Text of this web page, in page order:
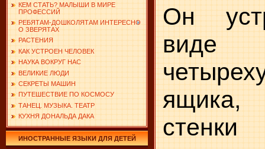
КЕМ СТАТЬ? МАЛЫШИ В МИРЕ
ПРОФЕССИЙ
РЕБЯТАМ-ДОШКОЛЯТАМ ИНТЕРЕСНО
О ЗВЕРЯТАХ
РАСТЕНИЯ
КАК УСТРОЕН ЧЕЛОВЕК
НАУКА ВОКРУГ НАС
ВЕЛИКИЕ ЛЮДИ
СЕКРЕТЫ МАШИН
ПУТЕШЕСТВИЕ ПО КОСМОСУ
ТАНЕЦ. МУЗЫКА. ТЕАТР
КУХНЯ ДОНАЛЬДА ДАКА
ИНОСТРАННЫЕ ЯЗЫКИ ДЛЯ ДЕТЕЙ
Он
виде